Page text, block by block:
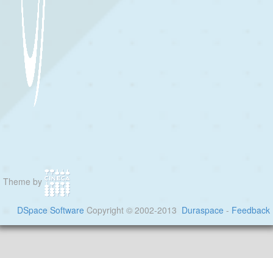
Theme by
DSpace Software Copyright © 2002-2013 Duraspace - Feedback